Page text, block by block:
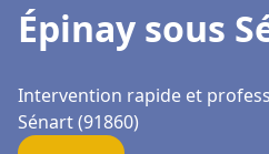
Épinay sous
Intervention rapide et
Sénart (91860)